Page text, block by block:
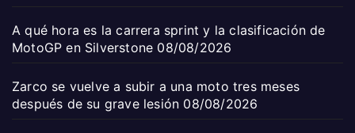
A qué hora es la carrera sprint y la clasificación de
MotoGP en Silverstone 08/08/2026
Zarco se vuelve a subir a una moto tres meses
después de su grave lesión 08/08/2026